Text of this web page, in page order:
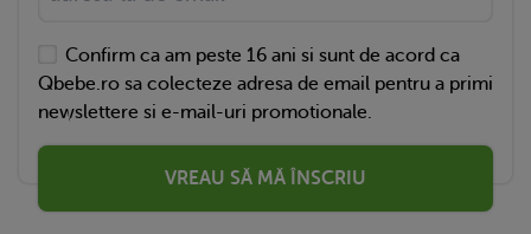
Confirm ca am peste 16 ani si sunt de acord ca
Qbebe.ro sa colecteze adresa de email pentru a primi
newslettere si e-mail-uri promotionale.
VREAU SĂ MĂ ÎNSCRIU